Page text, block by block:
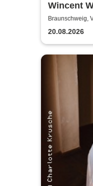
Wincent
Braunschweig,
20.08.2026